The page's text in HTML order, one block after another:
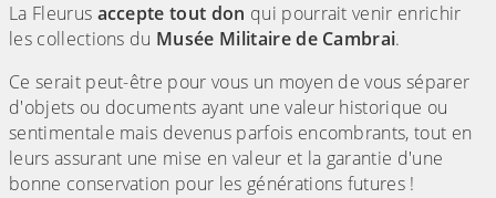
La Fleurus accepte tout don qui pourrait venir enrichir
les collections du Musée Militaire de Cambrai.
Ce serait peut-être pour vous un moyen de vous séparer
d'objets ou documents ayant une valeur historique ou
sentimentale mais devenus parfois encombrants, tout en
leurs assurant une mise en valeur et la garantie d'une
bonne conservation pour les générations futures !